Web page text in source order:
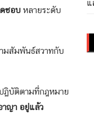
ชอบ หลายระดับ
มสัมพันธ์สวาทกับ
ฏิบัติตามที่กฎหมาย
าญา อยู่แล้ว
แ